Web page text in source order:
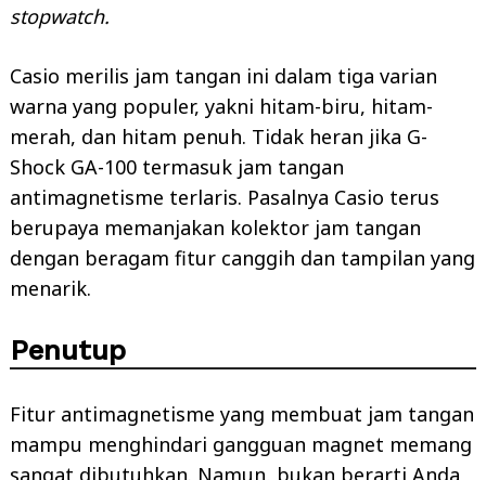
stopwatch.
Casio merilis jam tangan ini dalam tiga varian
warna yang populer, yakni hitam-biru, hitam-
merah, dan hitam penuh. Tidak heran jika G-
Shock GA-100 termasuk jam tangan
antimagnetisme terlaris. Pasalnya Casio terus
berupaya memanjakan kolektor jam tangan
dengan beragam fitur canggih dan tampilan yang
menarik.
Penutup
Fitur antimagnetisme yang membuat jam tangan
mampu menghindari gangguan magnet memang
sangat dibutuhkan. Namun, bukan berarti Anda